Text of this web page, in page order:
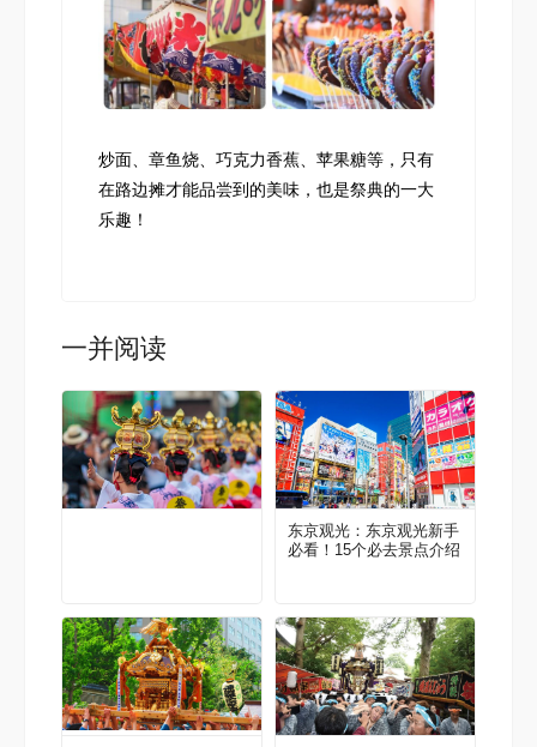
炒面、章鱼烧、巧克力香蕉、苹果糖等，只有
在路边摊才能品尝到的美味，也是祭典的一大
乐趣！
一并阅读
东京观光：东京观光新手
必看！15个必去景点介绍